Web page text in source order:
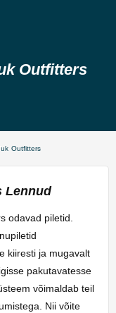
Outfitters
Outfitters
Lennud
odavad piletid.
kiiresti ja mugavalt
pakutavatesse
võimaldab teil
Nii võite